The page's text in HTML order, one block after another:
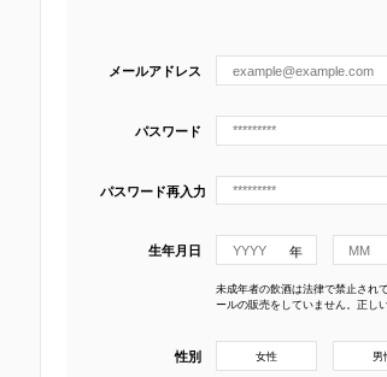
メールアドレス
パスワード
パスワード再入力
生年月日
未成年者の飲酒は法律で禁止され
ールの販売をしていません。正し
性別 女性 男